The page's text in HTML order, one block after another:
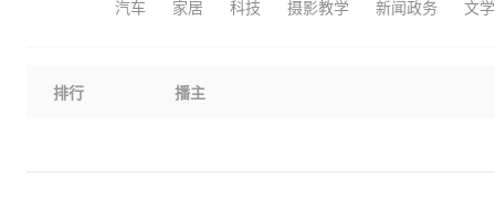
汽车
家居 科技 摄影教学 新闻政务 文
排行 播主